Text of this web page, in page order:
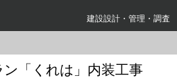
建設設計・管理・調査
「くれは」内装工事